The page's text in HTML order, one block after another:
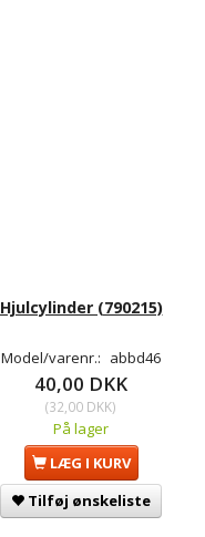
Hjulcylinder (790215)
Model/varenr.: abbd46
40,00 DKK
(32,00 DKK)
På lager
LÆG I KURV
Tilføj ønskeliste